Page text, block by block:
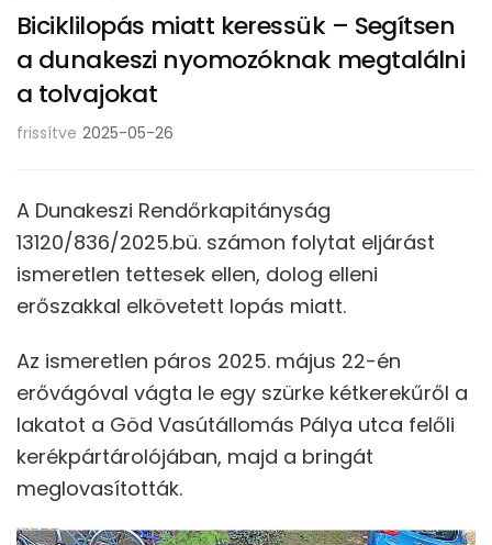
Biciklilopás miatt keressük – Segítsen
a dunakeszi nyomozóknak megtalálni
a tolvajokat
frissítve 2025-05-26
A Dunakeszi Rendőrkapitányság
13120/836/2025.bü. számon folytat eljárást
ismeretlen tettesek ellen, dolog elleni
erőszakkal elkövetett lopás miatt.
Az ismeretlen páros 2025. május 22-én
erővágóval vágta le egy szürke kétkerekűről a
lakatot a Göd Vasútállomás Pálya utca felőli
kerékpártárolójában, majd a bringát
meglovasították.